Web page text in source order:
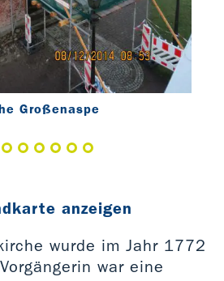
Großenaspe
anzeigen
wurde im Jahr 1772
war eine